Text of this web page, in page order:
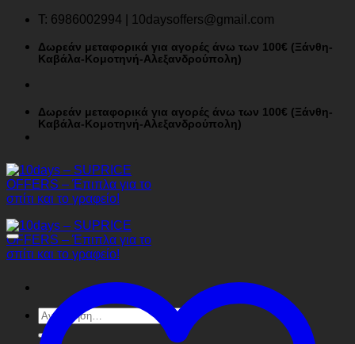
Μετάβαση
περιεχόμενο
T: 6986002994 | 10daysoffers@gmail.com
Δωρεάν μεταφορικά για αγορές άνω των 100€ (Ξάνθη-
Καβάλα-Κομοτηνή-Αλεξανδρούπολη)
Δωρεάν μεταφορικά για αγορές άνω των 100€ (Ξάνθη-
Καβάλα-Κομοτηνή-Αλεξανδρούπολη)
Αναζήτηση
για: